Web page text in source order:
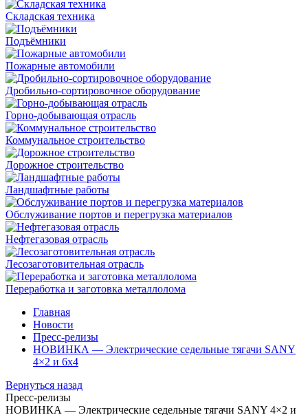
Складская техника
Подъёмники
Пожарные автомобили
Дробильно-сортировочное оборудование
Горно-добывающая отрасль
Коммунальное строительство
Дорожное строительство
Ландшафтные работы
Обслуживание портов и перегрузка материалов
Нефтегазовая отрасль
Лесозаготовительная отрасль
Переработка и заготовка металлолома
Главная
Новости
Пресс-релизы
НОВИНКА — Электрические седельные тягачи SANY
4×2 и 6х4
Вернуться назад
Пресс-релизы
НОВИНКА — Электрические седельные тягачи SANY 4×2 и